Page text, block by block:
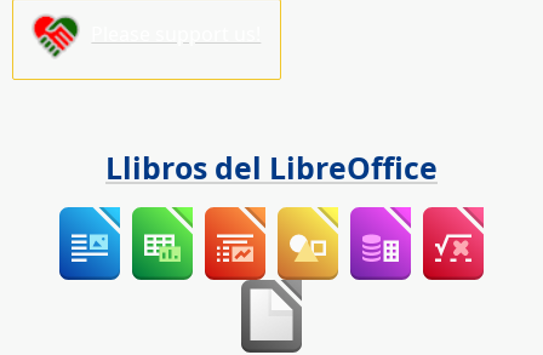
Llibros del LibreOffice